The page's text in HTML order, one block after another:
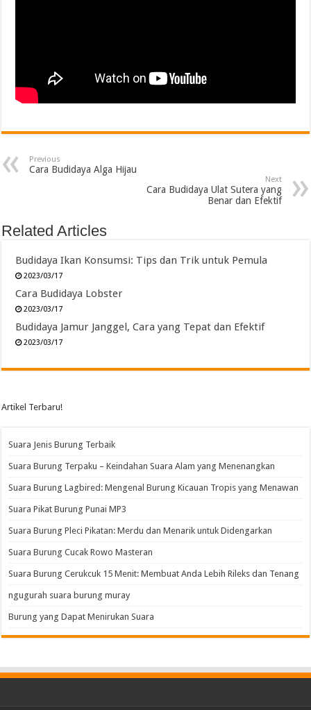
Previous
Cara Budidaya Alga Hijau
Next
Cara Budidaya Ulat Sutera yang
Benar dan Efektif
Related Articles
Budidaya Ikan Konsumsi: Tips dan Trik untuk Pemula
2023/03/17
Cara Budidaya Lobster
2023/03/17
Budidaya Jamur Janggel, Cara yang Tepat dan Efektif
2023/03/17
Artikel Terbaru!
Suara Jenis Burung Terbaik
Suara Burung Terpaku – Keindahan Suara Alam yang Menenangkan
Suara Burung Lagbired: Mengenal Burung Kicauan Tropis yang Menawan
Suara Pikat Burung Punai MP3
Suara Burung Pleci Pikatan: Merdu dan Menarik untuk Didengarkan
Suara Burung Cucak Rowo Masteran
Suara Burung Cerukcuk 15 Menit: Membuat Anda Lebih Rileks dan Tenang
ngugurah suara burung muray
Burung yang Dapat Menirukan Suara